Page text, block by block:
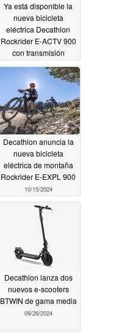
Ya está disponible la
nueva bicicleta
eléctrica Decathlon
Rockrider E-ACTV 900
con transmisión
11/10/2024
Decathlon anuncia la
nueva bicicleta
eléctrica de montaña
Rockrider E-EXPL 900
10/15/2024
Decathlon lanza dos
nuevos e-scooters
BTWIN de gama media
09/26/2024